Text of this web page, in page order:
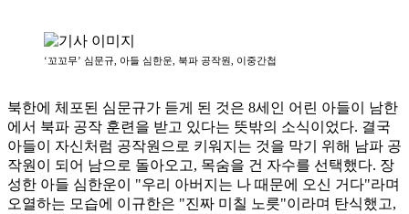
‘꼬꼬무’ 심문규, 아들 심한운, 북파 공작원, 이중간첩
북한에 체포된 심문규가 듣게 된 것은 8세인 어린 아들이 남한
에서 북파 공작 훈련을 받고 있다는 뜻밖의 소식이었다. 결국
아들이 자신처럼 공작원으로 키워지는 것을 막기 위해 남파 공
작원이 되어 남으로 돌아오고, 목숨을 건 자수를 선택했다. 장
성한 아들 심한운이 "우리 아버지는 나 때문에 오신 거다"라며
오열하는 모습에 이규한은 "진짜 미칠 노릇"이라며 탄식했고,